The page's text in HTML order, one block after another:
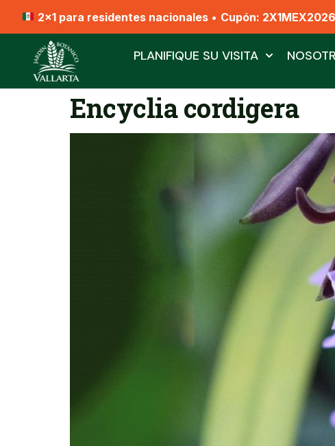
2x1 para residentes nacionales • Cupón: 2X1MEX2026
PLANIFIQUE SU VISITA
Encyclia cordigera